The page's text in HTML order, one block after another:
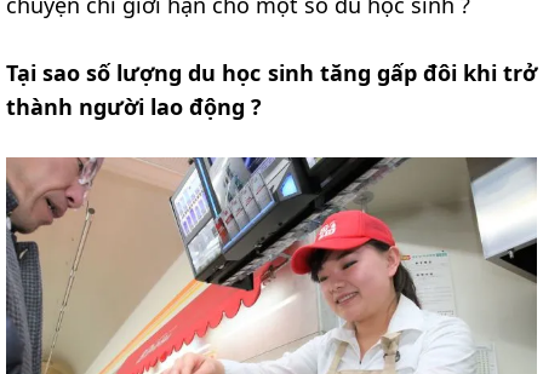
Tại sao số lượng du học sinh tăng gấp đôi khi trở
thành người lao động ?